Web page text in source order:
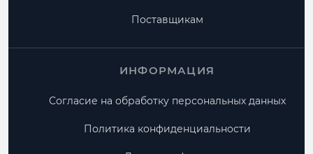
Поставщикам
ИНФОРМАЦИЯ
Согласие на обработку персональных данных
Политика конфиденциальности